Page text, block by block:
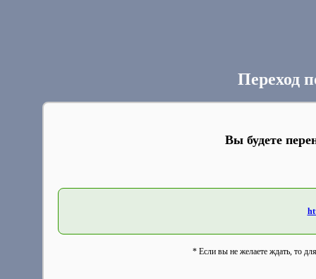
Переход
Вы будете
* Если вы не желаете ждать, то